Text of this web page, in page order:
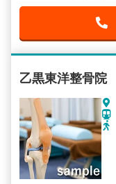
乙黒東洋整骨院